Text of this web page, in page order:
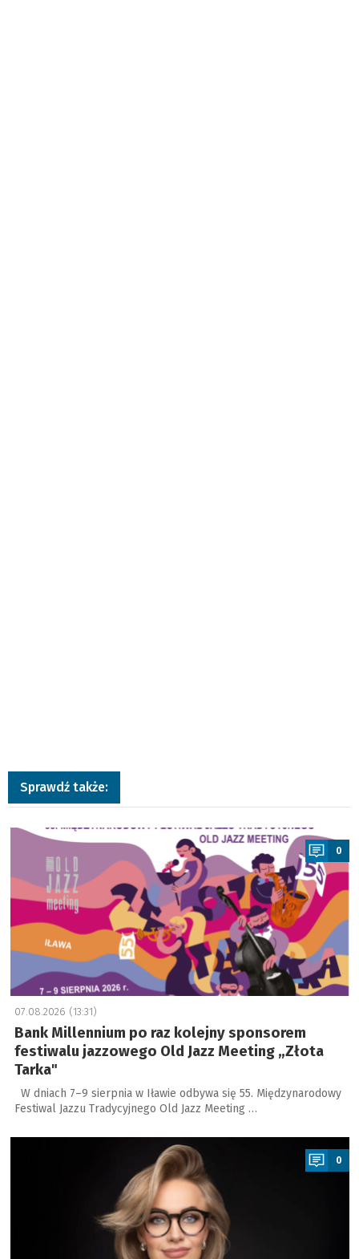
Sprawdź także:
a
0
07.08.2026 (13:31)
Bank Millennium po raz kolejny sponsorem
festiwalu jazzowego Old Jazz Meeting „Złota
Tarka"
W dniach 7–9 sierpnia w Iławie odbywa się 55. Międzynarodowy
Festiwal Jazzu Tradycyjnego Old Jazz Meeting …
a
0